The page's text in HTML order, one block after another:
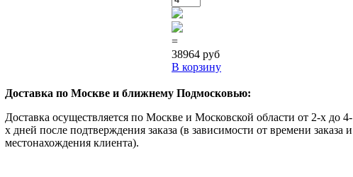
=
38964 руб
В корзину
Доставка по Москве и ближнему Подмосковью:
Доставка осуществляется по Москве и Московской области от 2-х до 4-
х дней после подтверждения заказа (в зависимости от времени заказа и
местонахождения клиента).